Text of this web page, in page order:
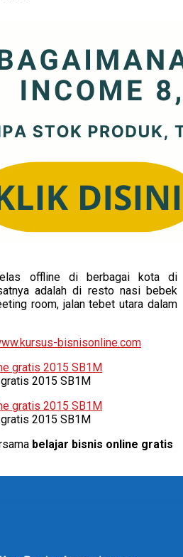
offline di berbagai kota di
adalah di resto nasi bebek
room, jalan tebet utara dalam
bisnisonline.com
2015 SB1M
2015 SB1M
belajar bisnis online gratis